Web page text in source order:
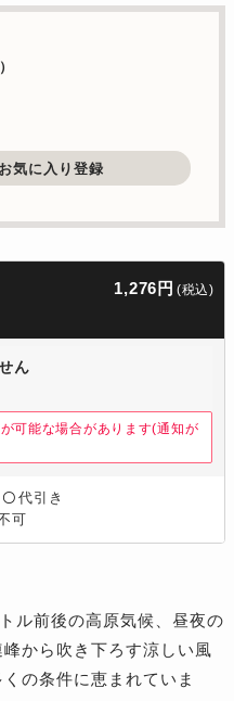
気に入り登録
1,276円 (税込)
ん
可能な場合があります(通知が
〇 代引き
可
ル前後の高原気候、昼夜の
から吹き下ろす涼しい風
の条件に恵まれていま